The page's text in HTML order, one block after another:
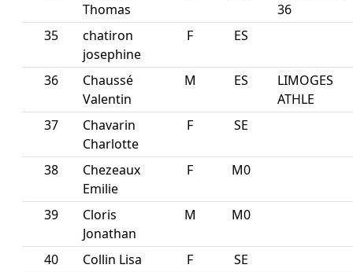
Thomas
36
35
chatiron
josephine
F ES
36
Chaussé
Valentin
M ES
LIMOGES
ATHLE
37
Chavarin
Charlotte
F SE
38
Chezeaux
Emilie
F M0
39
Cloris
Jonathan
M M0
40 Collin Lisa F
SE